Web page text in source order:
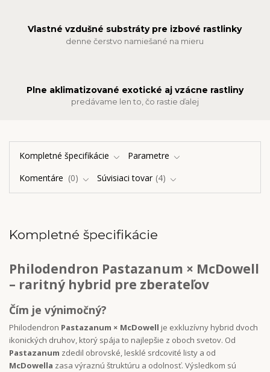
Vlastné vzdušné substráty pre izbové rastlinky
denne čerstvo namiešané na mieru
Plne aklimatizované exotické aj vzácne rastliny
predávame len to, čo rastie ďalej
Kompletné špecifikácie
Parametre
Komentáre
0 Súvisiaci tovar 4
Kompletné špecifikácie
Philodendron Pastazanum × McDowell
– raritný hybrid pre zberateľov
Čím je výnimočný?
Philodendron Pastazanum × McDowell je exkluzívny hybrid dvoch
ikonických druhov, ktorý spája to najlepšie z oboch svetov. Od
Pastazanum zdedil obrovské, lesklé srdcovité listy a od
McDowella zasa výraznú štruktúru a odolnosť. Výsledkom sú